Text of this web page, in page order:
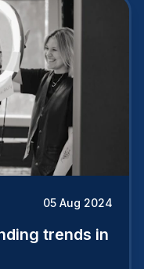
05 Aug 2024
trends in